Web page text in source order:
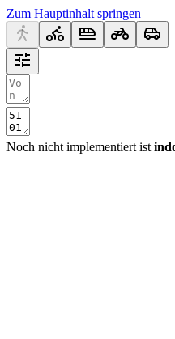
Zum Hauptinhalt springen
Noch nicht implementiert ist